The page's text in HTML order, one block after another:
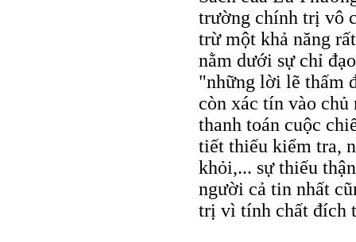
trường chính trị vô
trừ một khả năng
nằm dưới sự chỉ
"những lời lẽ thấm
còn xác tín vào
thanh toán cuộc
tiết thiếu kiểm tra,
khỏi,... sự thiếu
người cả tin nhất
trị vì tính chất đích